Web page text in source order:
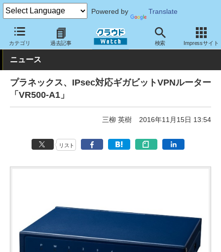
Powered by Translate
カテゴリ 過去記事 検索 Impressサイト
クラウド Watch ネットワーク ルータ
ニュース
プラネックス、IPsec対応ギガビットVPNルーター
「VR500-A1」
三柳 英樹 2016年11月15日 13:54
リスト